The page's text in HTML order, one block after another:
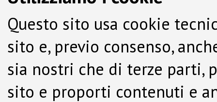
Questo sito usa cookie
sito e, previo consenso,
sia nostri che di terze parti,
sito e proporti contenuti e